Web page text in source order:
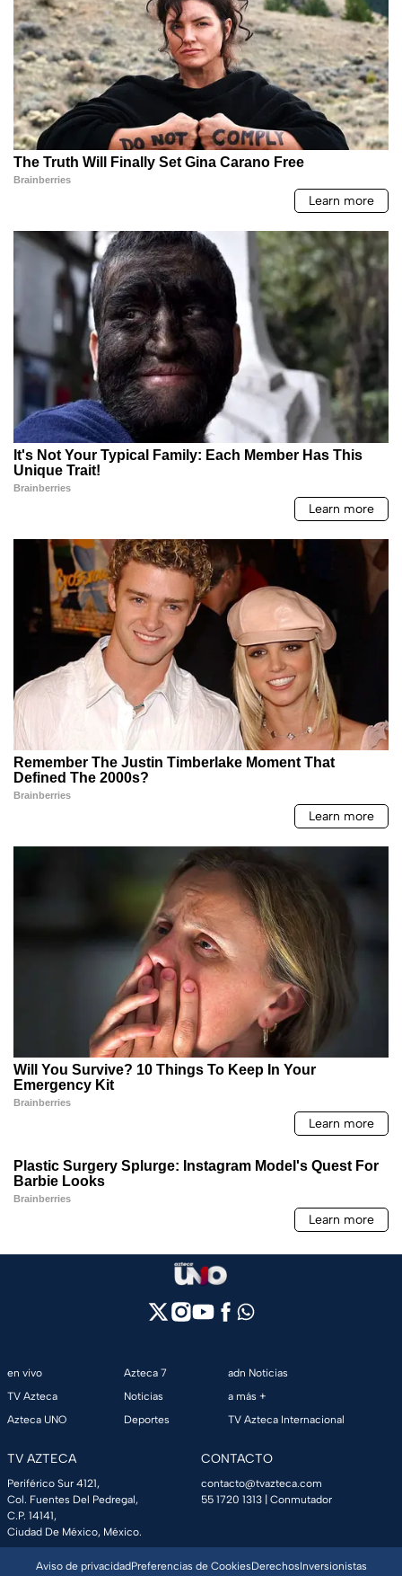
en vivo
TV Azteca
Azteca UNO
Azteca 7
Noticias
Deportes
adn Noticias
a más +
TV Azteca Internacional
TV AZTECA
Periférico Sur 4121,
Col. Fuentes Del Pedregal,
C.P. 14141,
Ciudad De México, México.
CONTACTO
contacto@tvazteca.com
55 1720 1313 | Conmutador
Aviso de privacidadPreferencias de CookiesDerechosInversionistas